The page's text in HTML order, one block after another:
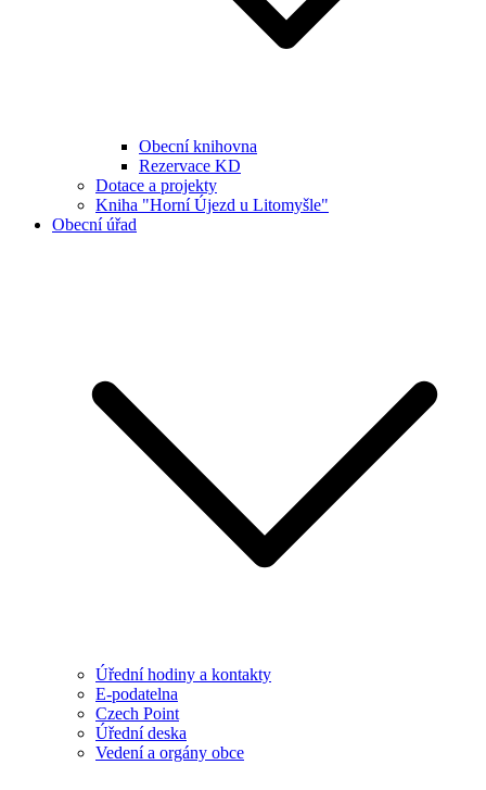
Obecní knihovna
Rezervace KD
Dotace a projekty
Kniha "Horní Újezd u Litomyšle"
Obecní úřad
Úřední hodiny a kontakty
E-podatelna
Czech Point
Úřední deska
Vedení a orgány obce